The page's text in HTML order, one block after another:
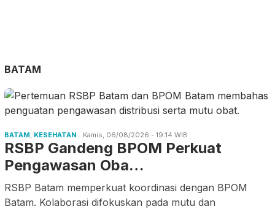
BATAM
BATAM KESEHATAN Kamis, 06/08/2026 - 19:14 WIB
RSBP Gandeng BPOM Perkuat
Pengawasan Oba…
RSBP Batam memperkuat koordinasi dengan BPOM
Batam. Kolaborasi difokuskan pada mutu dan